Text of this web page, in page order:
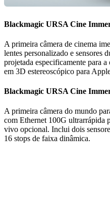
Blackmagic URSA Cine
A primeira câmera de cinema
lentes personalizado e
projetada especificamente para
em 3D estereoscópico para
Blackmagic URSA Cine
A primeira câmera do mundo
com Ethernet 100G ultrarrápida
vivo opcional. Inclui dois
16 stops de faixa dinâmica.